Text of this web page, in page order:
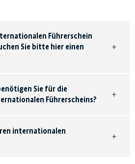
Führerschein
Sie bitte hier einen
Sie für die
Führerscheins?
internationalen